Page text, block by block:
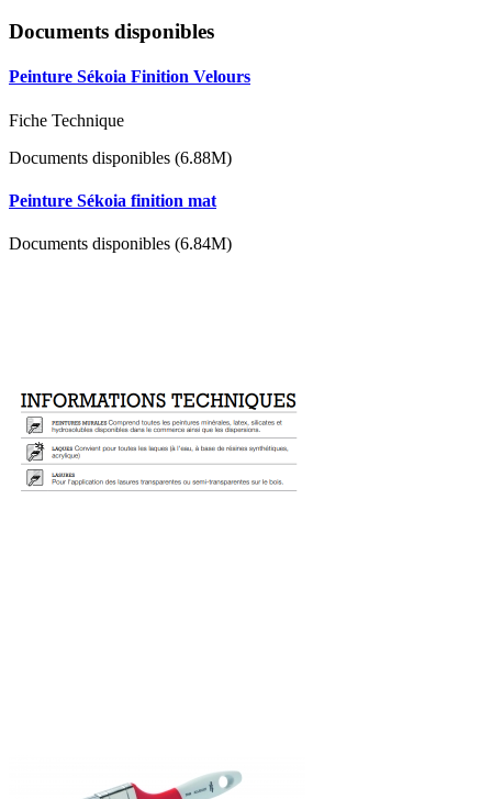
Documents disponibles
Peinture Sékoia Finition Velours
Fiche Technique
Documents disponibles (6.88M)
Peinture Sékoia finition mat
Documents disponibles (6.84M)